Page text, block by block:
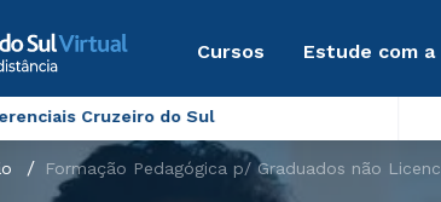
Cursos Estude com
Cruzeiro do Sul
Formação Pedagógica p/ Graduados não